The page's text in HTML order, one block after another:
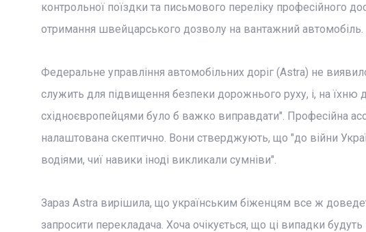
контрольної поїздки та письмового переліку професійного
отримання швейцарського дозволу на вантажний автомобіль.
Федеральне управління автомобільних доріг (Astra) не
служить для підвищення безпеки дорожнього руху, і, на їхню
східноєвропейцями було б важко виправдати". Професійна
налаштована скептично. Вони стверджують, що "до війни
водіями, чиї навики іноді викликали сумніви".
Зараз Astra вирішила, що українським біженцям все ж
запросити перекладача. Хоча очікується, що ці випадки